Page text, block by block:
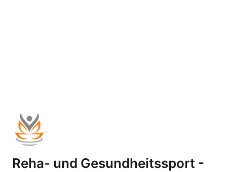
Reha- und Gesundheitssport -